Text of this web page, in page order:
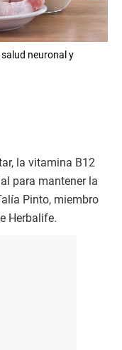
neuronal y
la vitamina B12
para mantener la
Pinto, miembro
Herbalife.